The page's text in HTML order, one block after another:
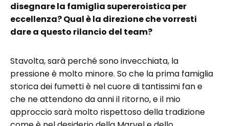
disegnare la famiglia supereroistica per
eccellenza? Qual è la direzione che vorresti
dare a questo rilancio del team?
Stavolta, sarà perché sono invecchiata, la
pressione è molto minore. So che la prima famiglia
storica dei fumetti è nel cuore di tantissimi fan e
che ne attendono da anni il ritorno, e il mio
approccio sarà molto rispettoso della tradizione